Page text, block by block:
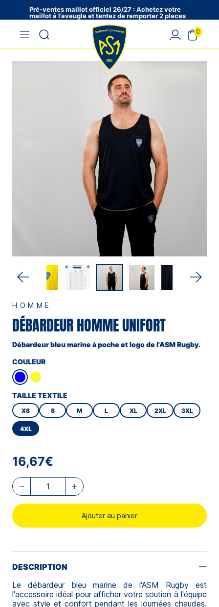
Pré-ventes maillot officiel 26/27 : Achetez votre
maillot à l’aveugle et tentez de remporter 2 places
en VIP !
HOMME
DÉBARDEUR HOMME UNIFORT
Débardeur bleu marine à poche et logo de l'ASM Rugby.
COULEUR
TAILLE TEXTILE
XS S M L XL 2XL 3XL
4XL
16,67€
Ajouter au panier
DESCRIPTION
Le débardeur bleu marine de l'ASM Rugby est
l'accessoire idéal pour afficher votre soutien à l'équipe
avec style et confort pendant les journées chaudes.
0